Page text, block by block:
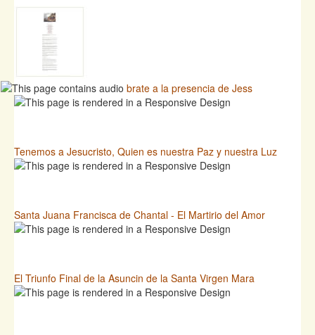
brate a la presencia de Jess
Tenemos a Jesucristo, Quien es nuestra Paz y nuestra Luz
Santa Juana Francisca de Chantal - El Martirio del Amor
El Triunfo Final de la Asuncin de la Santa Virgen Mara